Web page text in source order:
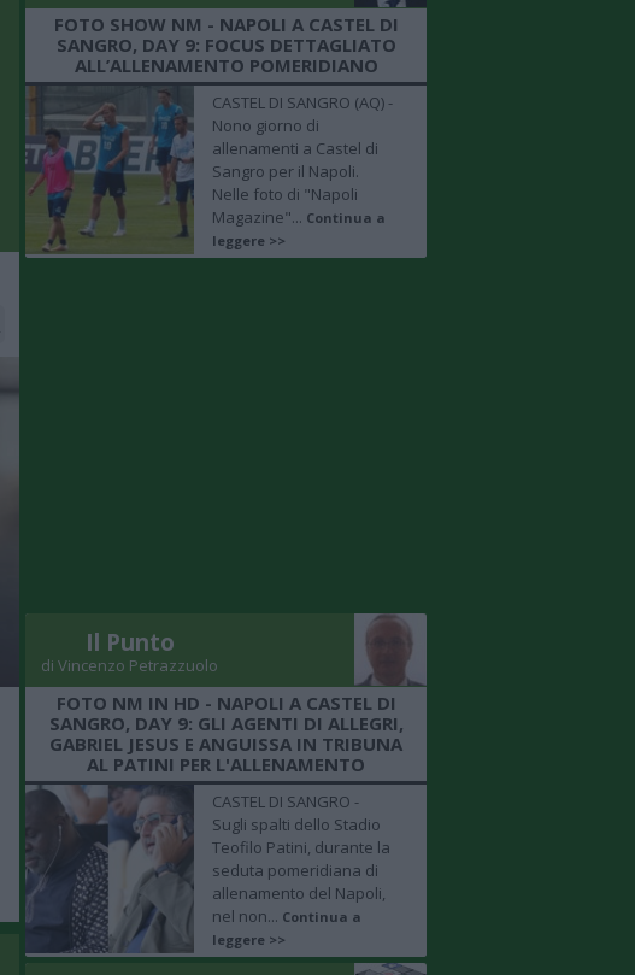
FOTO SHOW NM - NAPOLI A CASTEL DI
SANGRO, DAY 9: FOCUS DETTAGLIATO
ALL’ALLENAMENTO POMERIDIANO
CASTEL DI SANGRO (AQ) -
Nono giorno di
allenamenti a Castel di
Sangro per il Napoli.
Nelle foto di "Napoli
Magazine"... Continua a
leggere >>
Il Punto
di Vincenzo Petrazzuolo
FOTO NM IN HD - NAPOLI A CASTEL DI
SANGRO, DAY 9: GLI AGENTI DI ALLEGRI,
GABRIEL JESUS E ANGUISSA IN TRIBUNA
AL PATINI PER L'ALLENAMENTO
CASTEL DI SANGRO -
Sugli spalti dello Stadio
Teofilo Patini, durante la
seduta pomeridiana di
allenamento del Napoli,
nel non... Continua a
leggere >>